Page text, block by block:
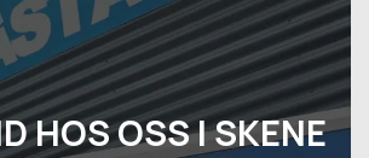
HOS OSS I SKENE